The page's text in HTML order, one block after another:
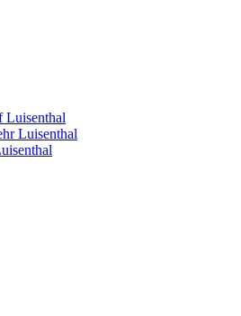
Luisenthal
Luisenthal